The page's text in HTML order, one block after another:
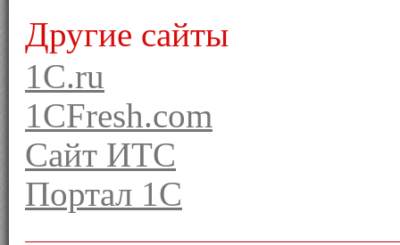
Другие сайты
1C.ru
1CFresh.com
Сайт ИТС
Портал 1С